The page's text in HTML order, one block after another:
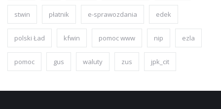
stwin płatnik e-sprawozdania edek
polski Ład kfwin pomoc www nip ezla
pomoc gus waluty zus jpk_cit